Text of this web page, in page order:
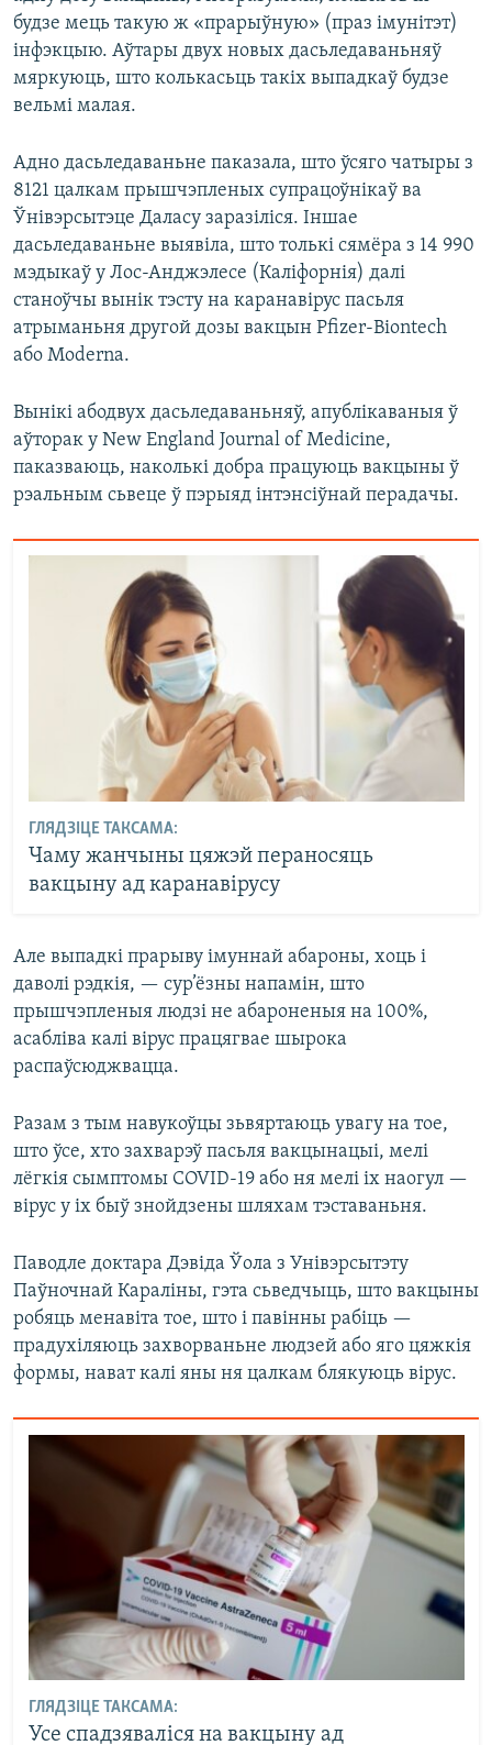
будзе мець такую ж «прарыўную» (праз імунітэт)
інфэкцыю. Аўтары двух новых дасьледаваньняў
мяркуюць, што колькасьць такіх выпадкаў будзе
вельмі малая.
Адно дасьледаваньне паказала, што ўсяго чатыры з
8121 цалкам прышчэпленых супрацоўнікаў ва
Ўнівэрсытэце Даласу заразіліся. Іншае
дасьледаваньне выявіла, што толькі сямёра з 14 990
мэдыкаў у Лос-Анджэлесе (Каліфорнія) далі
станоўчы вынік тэсту на каранавірус пасьля
атрыманьня другой дозы вакцын Pfizer-Biontech
або Moderna.
Вынікі абодвух дасьледаваньняў, апублікаваныя ў
аўторак у New England Journal of Medicine,
паказваюць, наколькі добра працуюць вакцыны ў
рэальным сьвеце ў пэрыяд інтэнсіўнай перадачы.
ГЛЯДЗІЦЕ ТАКСАМА:
Чаму жанчыны цяжэй пераносяць
вакцыну ад каранавірусу
Але выпадкі прарыву імуннай абароны, хоць і
даволі рэдкія, — сур’ёзны напамін, што
прышчэпленыя людзі не абароненыя на 100%,
асабліва калі вірус працягвае шырока
распаўсюджвацца.
Разам з тым навукоўцы зьвяртаюць увагу на тое,
што ўсе, хто захварэў пасьля вакцынацыі, мелі
лёгкія сымптомы COVID-19 або ня мелі іх наогул —
вірус у іх быў знойдзены шляхам тэставаньня.
Паводле доктара Дэвіда Ўола з Унівэрсытэту
Паўночнай Караліны, гэта сьведчыць, што вакцыны
робяць менавіта тое, што і павінны рабіць —
прадухіляюць захворваньне людзей або яго цяжкія
формы, нават калі яны ня цалкам блякуюць вірус.
ГЛЯДЗІЦЕ ТАКСАМА:
Усе спадзяваліся на вакцыну ад